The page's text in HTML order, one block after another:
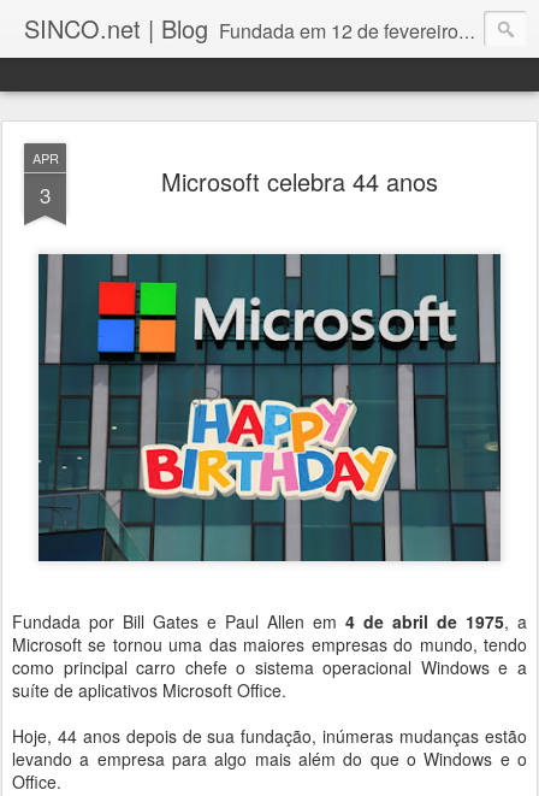
SINCO.net | Blog Fundada em 12 de fevereiro de 1982. Fabricante brasileira de servidores e workstations. Certificações: Intel Technology Provider Platinum, Seagate Storage Solution Provider, Kingston Premium Reseller, Nilko Design Partner.
APR
3 Microsoft celebra 44 anos
Fundada por Bill Gates e Paul Allen em 4 de abril de 1975, a
Microsoft se tornou uma das maiores empresas do mundo, tendo
como principal carro chefe o sistema operacional Windows e a
suíte de aplicativos Microsoft Office.
Hoje, 44 anos depois de sua fundação, inúmeras mudanças estão
levando a empresa para algo mais além do que o Windows e o
Office.